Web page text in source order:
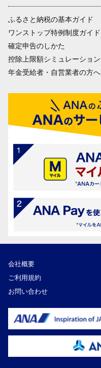
ふるさと納税の基本ガイド
ワンストップ特例制度ガイド
確定申告のしかた
控除上限額シミュレーション
年金受給者・自営業者の方へ
会社概要
ご利用規約
お問い合わせ